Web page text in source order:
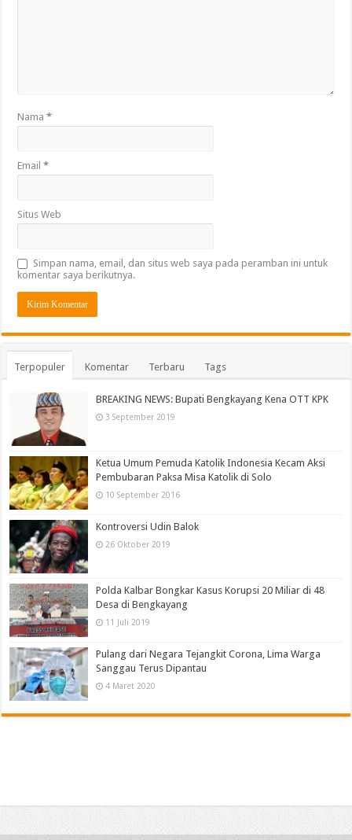
Nama*
Email*
Situs Web
Simpan nama, email, dan situs web saya pada peramban ini untuk
komentar saya berikutnya.
Terpopuler Komentar Terbaru Tags
BREAKING NEWS: Bupati Bengkayang Kena OTT KPK
3 September 2019
Ketua Umum Pemuda Katolik Indonesia Kecam Aksi
Pembubaran Paksa Misa Katolik di Solo
10 September 2016
Kontroversi Udin Balok
26 Oktober 2019
Polda Kalbar Bongkar Kasus Korupsi 20 Miliar di 48
Desa di Bengkayang
11 Juli 2019
Pulang dari Negara Tejangkit Corona, Lima Warga
Sanggau Terus Dipantau
4 Maret 2020